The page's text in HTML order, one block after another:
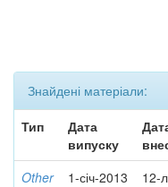
Знайдені матеріали:
Тип
Дата
випуску
Other 1-січ-2013 12-